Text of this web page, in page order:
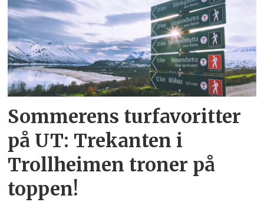
Sommerens turfavoritter
på UT: Trekanten i
Trollheimen troner på
toppen!